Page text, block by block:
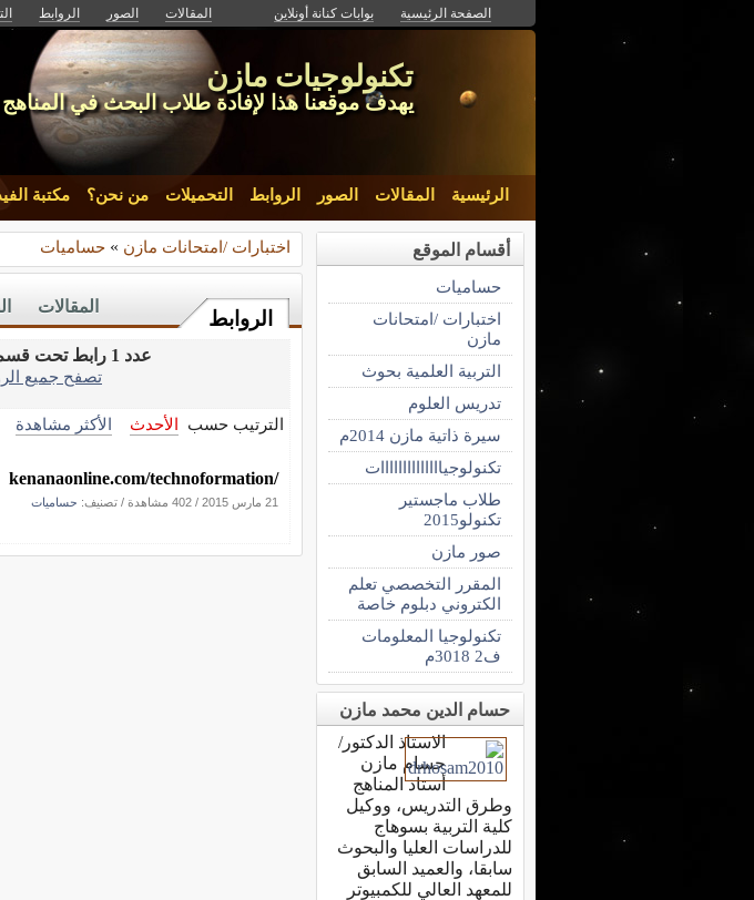
الصفحة الرئيسية بوابات كنانة أونلاين المقالات الصور الروابط
تكنولوجيات مازن
يهدف موقعنا هذا لإفادة طلاب البحث في المناهج
الرئيسية المقالات الصور الروابط التحميلات من نحن؟ مكتبة
اختبارات /امتحانات مازن » حساميات
الروابط
المقالات
عدد 1 رابط تحت قسم
تصفح جميع
الترتيب حسب الأحدث الأكثر مشاهدة
/kenanaonline.com/technoformation
21 مارس 2015 / 402 مشاهدة / تصنيف: حساميات
أقسام الموقع
حساميات
اختبارات /امتحانات
مازن
التربية العلمية بحوث
تدريس العلوم
سيرة ذاتية مازن 2014م
تكنولوجياااااااااااااات
طلاب ماجستير
تكنولو2015
صور مازن
المقرر التخصصي تعلم
الكتروني دبلوم خاصة
تكنولوجيا المعلومات
ف2 3018م
حسام الدين محمد مازن
الاستاذ الدكتور/
حسام مازن
أستاذ المناهج
وطرق التدريس، ووكيل
كلية التربية بسوهاج
للدراسات العليا والبحوث
سابقا، والعميد السابق
للمعهد العالي للكمبيوتر